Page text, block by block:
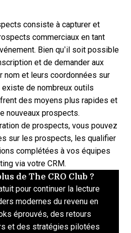
consiste à capturer et
commerciaux en tant
Bien qu’il soit possible
et de demander aux
nom et leurs coordonnées sur
existe de nombreux outils
des moyens plus rapides et
nouveaux prospects.
de prospects, vous pouvez
sur les prospects, les qualifier
complétées à vos équipes
via votre CRM.
de The CRO Club ?
pour continuer la lecture
modernes du revenu en
éprouvés, des retours
et des stratégies pilotées